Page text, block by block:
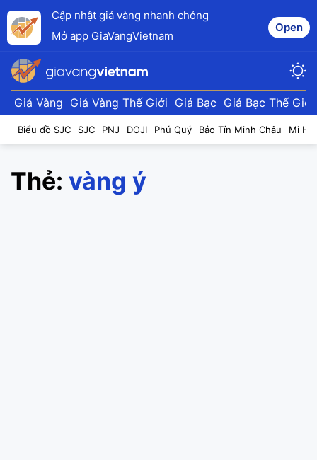
Cập nhật giá vàng nhanh chóng
Mở app GiaVangVietnam
Open
Giá Vàng Giá Vàng Thế Giới Giá Bạc Giá Bạc Thế Giới
Biểu đồ SJC SJC PNJ DOJI Phú Quý Bảo Tín Minh Châu Mi
Thẻ: vàng ý